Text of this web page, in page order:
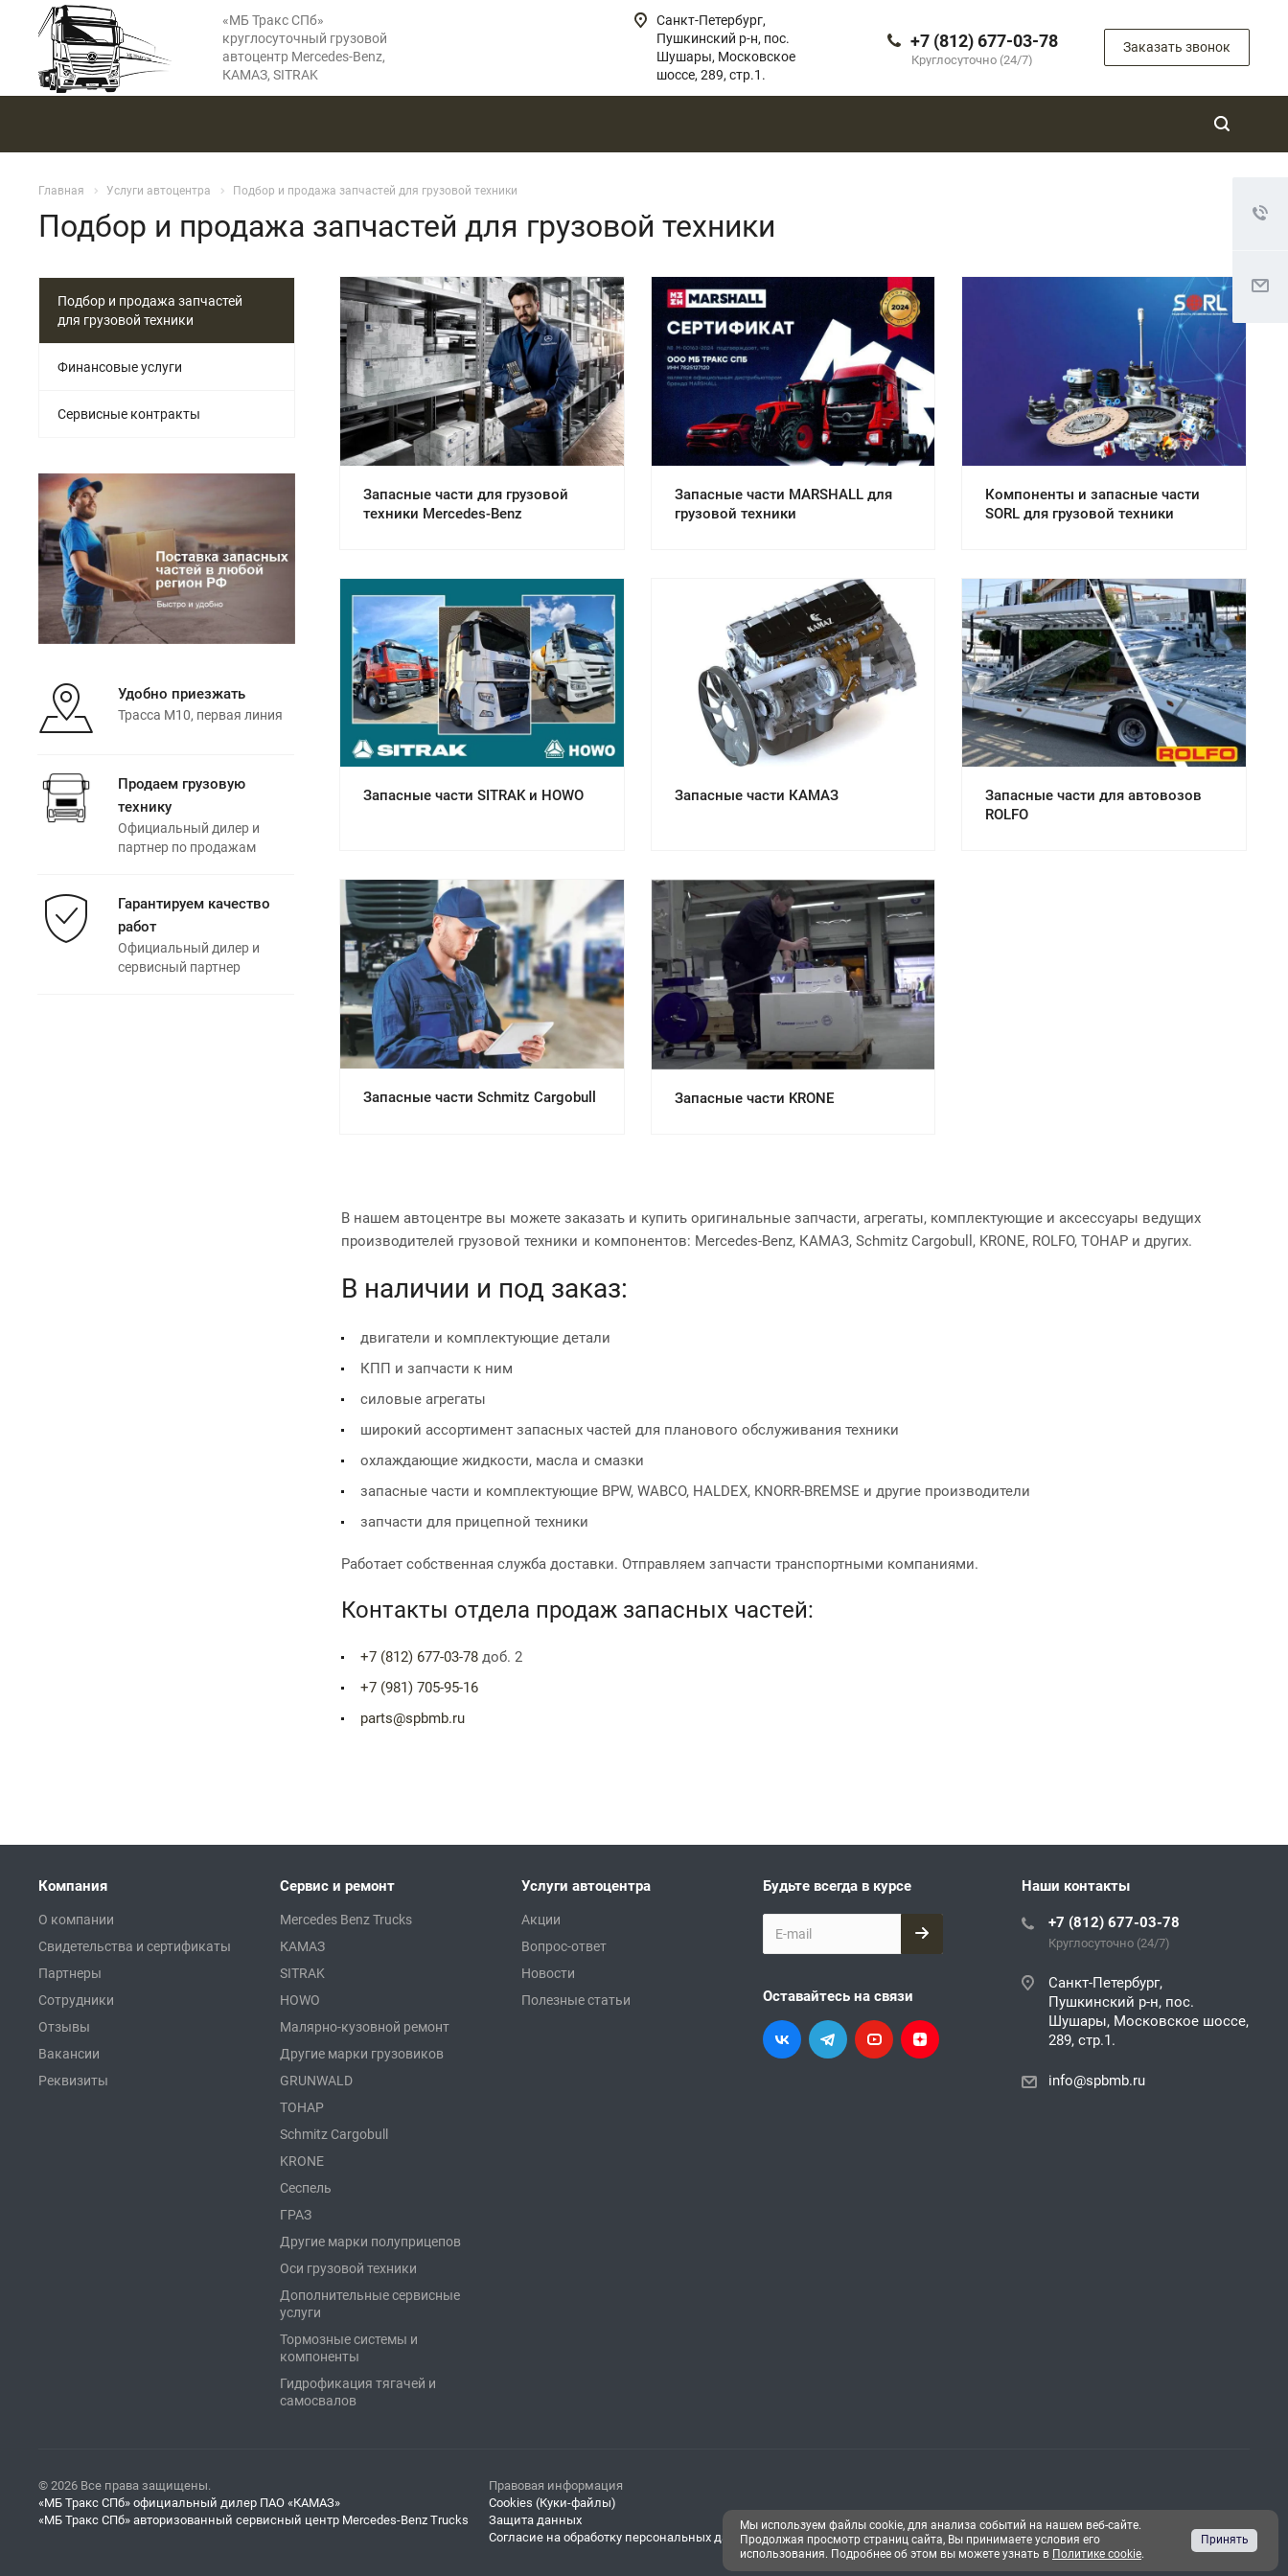
«МБ Тракс СПб»
круглосуточный грузовой
автоцентр Mercedes-Benz,
КАМАЗ, SITRAK
+7 (812) 677-03-78
Круглосуточно (24/7)
Заказать звонок
Санкт-Петербург,
Пушкинский р-н, пос.
Шушары, Московское
шоссе, 289, стр.1.
Главная Услуги автоцентра Подбор и продажа запчастей для грузовой техники
Подбор и продажа запчастей для грузовой техники
Смотреть проект
Запасные части для грузовой
техники Mercedes-Benz
Смотреть проект
Запасные части MARSHALL для
грузовой техники
Смотреть проект
Компоненты и запасные части
SORL для грузовой техники
Смотреть проект
Запасные части SITRAK и HOWO
Смотреть проект
Запасные части КАМАЗ
Смотреть проект
Запасные части для автовозов
ROLFO
Смотреть проект
Запасные части Schmitz Cargobull
Смотреть проект
Запасные части KRONE
В нашем автоцентре вы можете заказать и купить оригинальные запчасти, агрегаты, комплектующие и аксессуары ведущих
производителей грузовой техники и компонентов: Mercedes-Benz, КАМАЗ, Schmitz Cargobull, KRONE, ROLFO, ТОНАР и других.
В наличии и под заказ:
двигатели и комплектующие детали
КПП и запчасти к ним
силовые агрегаты
широкий ассортимент запасных частей для планового обслуживания техники
охлаждающие жидкости, масла и смазки
запасные части и комплектующие BPW, WABCO, HALDEX, KNORR-BREMSE и другие производители
запчасти для прицепной техники
Работает собственная служба доставки. Отправляем запчасти транспортными компаниями.
Контакты отдела продаж запасных частей:
+7 (812) 677-03-78 доб. 2
+7 (981) 705-95-16
parts@spbmb.ru
Подбор и продажа запчастей
для грузовой техники
Финансовые услуги
Сервисные контракты
Удобно приезжать
Трасса М10, первая линия
Продаем грузовую
технику
Официальный дилер и
партнер по продажам
Гарантируем качество
работ
Официальный дилер и
сервисный партнер
Компания
О компании
Свидетельства и сертификаты
Партнеры
Сотрудники
Отзывы
Вакансии
Реквизиты
Сервис и ремонт
Mercedes Benz Trucks
КАМАЗ
SITRAK
HOWO
Малярно-кузовной ремонт
Другие марки грузовиков
GRUNWALD
ТОНАР
Schmitz Cargobull
KRONE
Сеспель
ГРАЗ
Другие марки полуприцепов
Оси грузовой техники
Дополнительные сервисные
услуги
Тормозные системы и
компоненты
Гидрофикация тягачей и
самосвалов
Услуги автоцентра
Акции
Вопрос-ответ
Новости
Полезные статьи
Будьте всегда в курсе
Оставайтесь на связи
Наши контакты
+7 (812) 677-03-78
Круглосуточно (24/7)
Санкт-Петербург,
Пушкинский р-н, пос.
Шушары, Московское шоссе,
289, стр.1.
info@spbmb.ru
© 2026 Все права защищены.
Правовая информация
«МБ Тракс СПб» официальный дилер ПАО «КАМАЗ»
Cookies (Куки-файлы)
«МБ Тракс СПб» авторизованный сервисный центр Mercedes-Benz Trucks
Защита данных
Согласие на обработку персональных данных
Мы используем файлы cookie, для анализа событий на нашем веб-сайте.
Продолжая просмотр страниц сайта, Вы принимаете условия его
использования. Подробнее об этом вы можете узнать в Политике cookie.
Принять